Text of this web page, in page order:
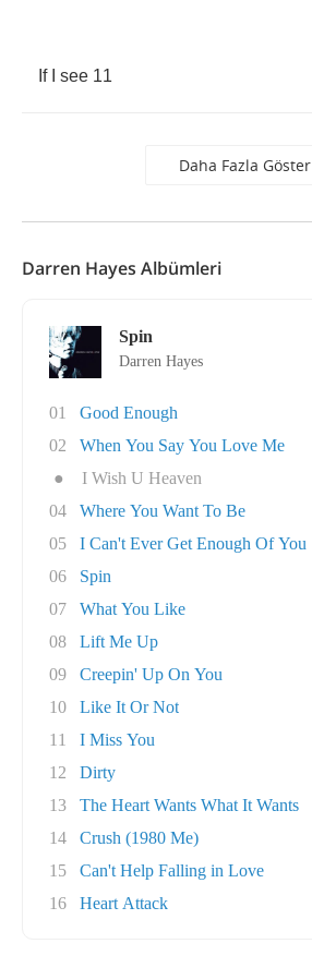
If see 11
Daha Fazla Göster
Darren Hayes Albümleri
Spin
Darren Hayes
01
Good Enough
02
When You Say You Love Me
●
I Wish U Heaven
04
Where You Want To Be
05
I Can't Ever Get Enough Of You
06
Spin
07
What You Like
08
Lift Me Up
09
Creepin' Up On You
10
Like It Or Not
11
I Miss You
12
Dirty
13
The Heart Wants What It Wants
14
Crush (1980 Me)
15
Can't Help Falling in Love
16
Heart Attack